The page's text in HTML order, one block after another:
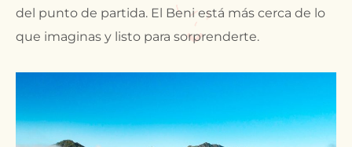
del punto de partida. El Beni está más cerca de lo
que imaginas y listo para sorprenderte.